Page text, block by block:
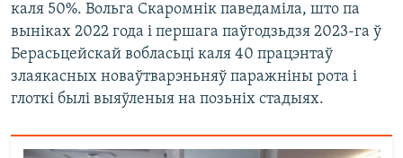
каля 50%. Вольга Скаромнік паведаміла, што па
выніках 2022 года і першага паўгодзьдзя 2023-га ў
Берасьцейскай вобласьці каля 40 працэнтаў
злаякасных новаўтварэньняў паражніны рота і
глоткі былі выяўленыя на позьніх стадыях.